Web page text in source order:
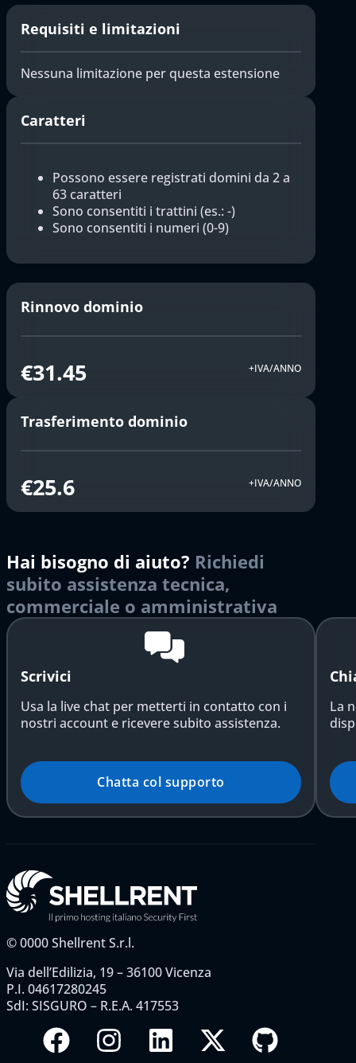
Requisiti e limitazioni
Nessuna limitazione per questa estensione
Caratteri
Possono essere registrati domini da 2 a
63 caratteri
Sono consentiti i trattini (es.: -)
Sono consentiti i numeri (0-9)
Rinnovo dominio
€31.45 +IVA/ANNO
Trasferimento dominio
€25.6 +IVA/ANNO
Hai bisogno di aiuto? Richiedi
subito assistenza tecnica,
commerciale o amministrativa
Scrivici
Usa la live chat per metterti in contatto con i
nostri account e ricevere subito assistenza.
Chatta col supporto
La
©0000Shellrent S.r.l.
Via dell’Edilizia, 19 – 36100 Vicenza
P.I. 04617280245
SdI: SISGURO – R.E.A. 417553